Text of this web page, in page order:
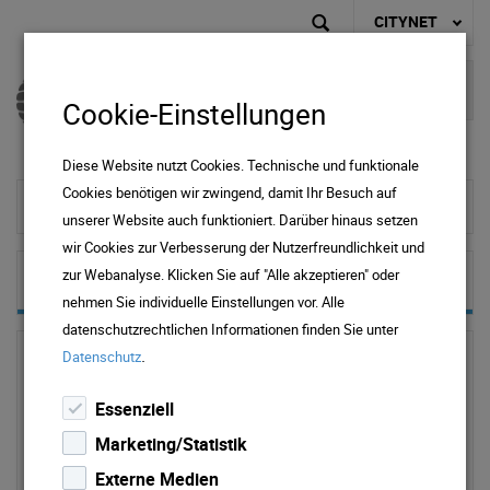
CITYNET
Datenschutz
Informationspflichten nach Art. 13 EU Datenschutz-
Grundverordnung (DSGVO)
Datenschutz
Cookie-Einstellungen
Diese Website nutzt Cookies. Technische und funktionale
Cookies benötigen wir zwingend, damit Ihr Besuch auf
unserer Website auch funktioniert. Darüber hinaus setzen
wir Cookies zur Verbesserung der Nutzerfreundlichkeit und
zur Webanalyse. Klicken Sie auf "Alle akzeptieren" oder
nehmen Sie individuelle Einstellungen vor. Alle
datenschutzrechtlichen Informationen finden Sie unter
Datenschutz.
Essenziell
Marketing/Statistik
Externe Medien